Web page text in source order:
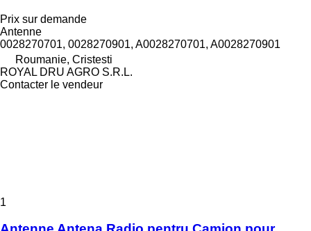
Prix sur demande
Antenne
0028270701, 0028270901, A0028270701, A0028270901
Roumanie, Cristesti
ROYAL DRU AGRO S.R.L.
Contacter le vendeur
1